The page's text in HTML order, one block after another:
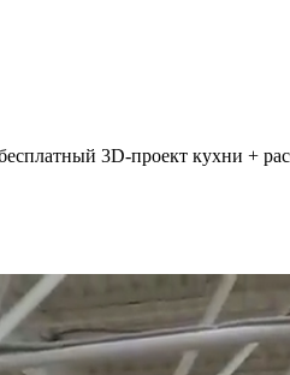
3D-проект кухни +